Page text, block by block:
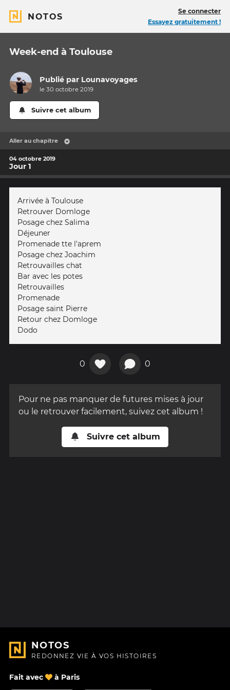
NOTOS
Se connecter
Essayez gratuitement !
Week-end à Toulouse
Publié par Lounavoyages
le 30 octobre 2019
Suivre cet album
Aller au chapitre
04 octobre 2019
Jour 1
Arrivée à Toulouse
Retrouver Domloge
Posage chez Salima
Déjeuner
Promenade tte l'aprem
Posage chez Joachim
Retrouvailles chat
Bar avec les potes
Retrouvailles
Promenade
Posage saint Pierre
Retour chez Domloge
Dodo
0 0
Pour ne pas manquer de futures mises à jour
ou le retrouver facilement, suivez cet album !
Suivre cet album
NOTOS
REDONNEZ VIE À VOS HISTOIRES
Fait avec à Paris